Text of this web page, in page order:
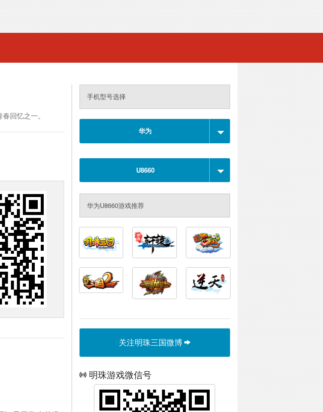
回忆之一。
手机型号选择
华为
U8660
华为U8660游戏推荐
关注明珠三国微博
明珠游戏微信号